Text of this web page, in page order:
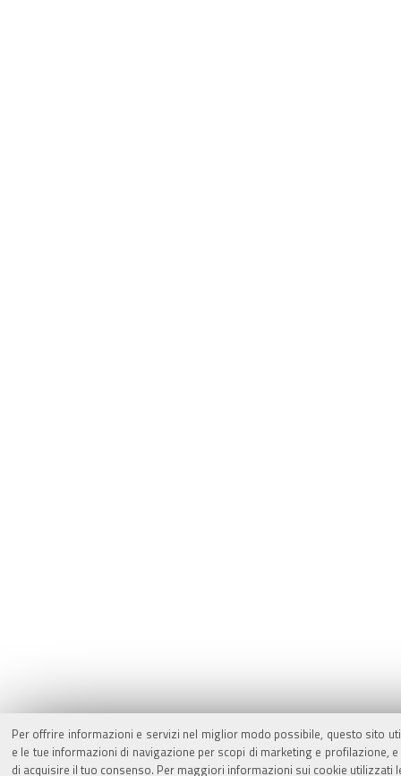
Per offrire informazioni e servizi nel miglior modo possibile, questo sito
e le tue informazioni di navigazione per scopi di marketing e
di acquisire il tuo consenso. Per maggiori informazioni sui cookie utilizzati